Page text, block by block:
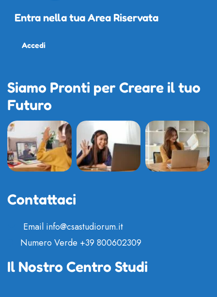
Entra nella tua Area Riservata
Accedi
Siamo Pronti per Creare il tuo
Futuro
Contattaci
Email info@csastudiorum.it
Numero Verde +39 800602309
Il Nostro Centro Studi